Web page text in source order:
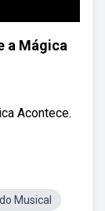
a Mágica
Acontece.
Musical